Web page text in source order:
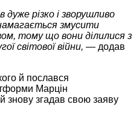
дуже різко і зворушливо
змусити
тому що вони ділилися з
світової війни, — додав
й послався
Марцін
знову згадав свою заяву